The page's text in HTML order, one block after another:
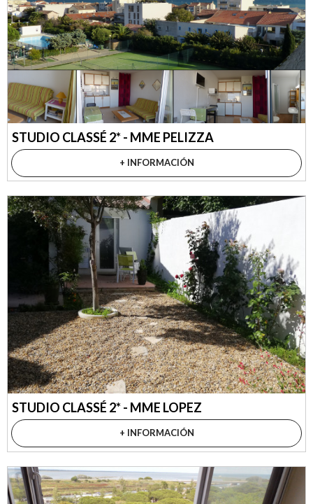
STUDIO CLASSÉ 2* - MME PELIZZA
+ INFORMACIÓN
STUDIO CLASSÉ 2* - MME LOPEZ
+ INFORMACIÓN